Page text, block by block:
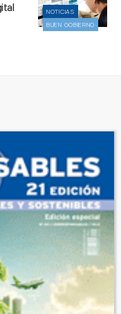
NOTICIAS
BUEN GOBIERNO